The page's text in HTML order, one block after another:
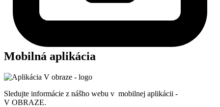
Mobilná aplikácia
Sledujte informácie z nášho webu v mobilnej aplikácii -
V OBRAZE.